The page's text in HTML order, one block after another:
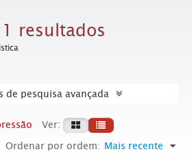
resultados
de pesquisa avançada
Ver:
Ordenar por ordem: Mais recente